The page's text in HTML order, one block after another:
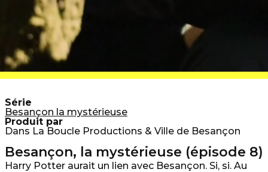
Besançon, la mystérieuse (épisode 8)
Harry Potter aurait un lien avec Besançon. Si, si. Au
Série
Besançon la mystérieuse
Produit par
Dans La Boucle Productions & Ville de Besançon